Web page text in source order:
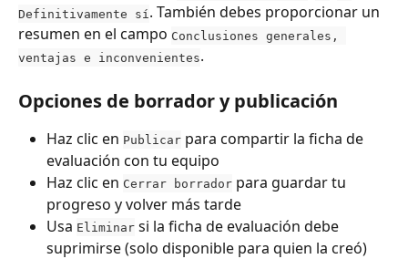
Definitivamente sí . También debes proporcionar un
resumen en el campo Conclusiones generales,
ventajas e inconvenientes.
Opciones de borrador y publicación
Haz clic en Publicar para compartir la ficha de
evaluación con tu equipo
Haz clic en Cerrar borrador para guardar tu
progreso y volver más tarde
Usa Eliminar si la ficha de evaluación debe
suprimirse (solo disponible para quien la creó)